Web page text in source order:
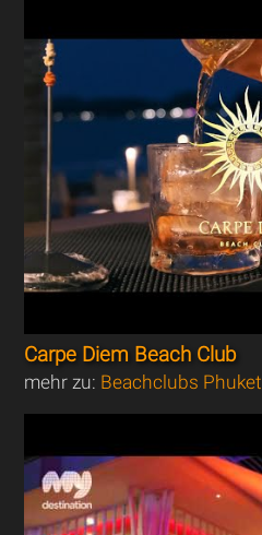
Carpe Diem Beach Club
mehr zu: Beachclubs Phuket